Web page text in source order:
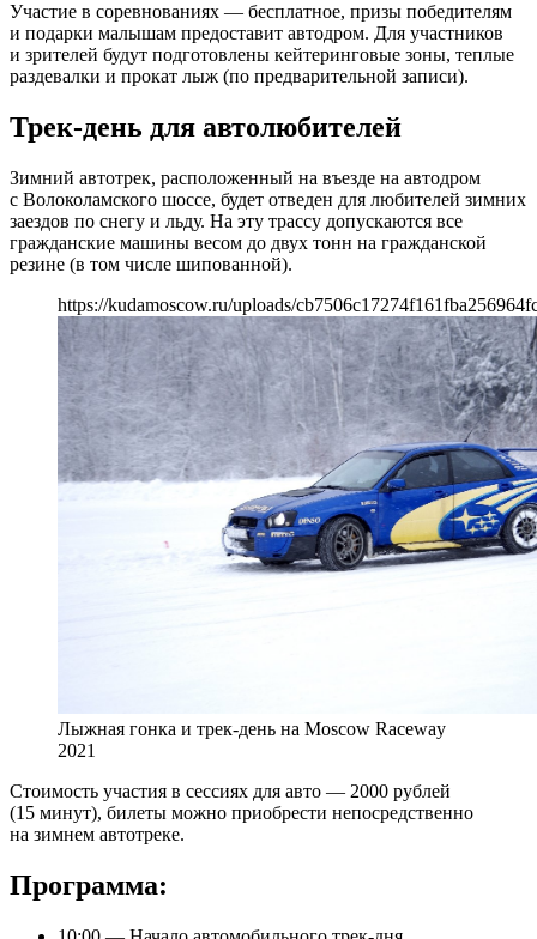
Участие в соревнованиях — бесплатное, призы победителям
и подарки малышам предоставит автодром. Для участников
и зрителей будут подготовлены кейтеринговые зоны, теплые
раздевалки и прокат лыж (по предварительной записи).
Трек-день для автолюбителей
Зимний автотрек, расположенный на въезде на автодром
с Волоколамского шоссе, будет отведен для любителей зимних
заездов по снегу и льду. На эту трассу допускаются все
гражданские машины весом до двух тонн на гражданской
резине (в том числе шипованной).
https://kudamoscow.ru/uploads/
Лыжная гонка и трек-день на Moscow Raceway
2021
Стоимость участия в сессиях для авто — 2000 рублей
(15 минут), билеты можно приобрести непосредственно
на зимнем автотреке.
Программа: